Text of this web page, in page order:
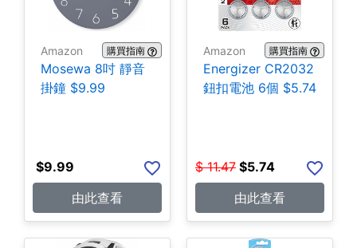
Amazon 購買指南
Mosewa 8吋 靜音
掛鐘 $9.99
$9.99
由此查看
Amazon 購買指南
Energizer CR2032
鈕扣電池 6個 $5.74
$ 11.47 $5.74
由此查看